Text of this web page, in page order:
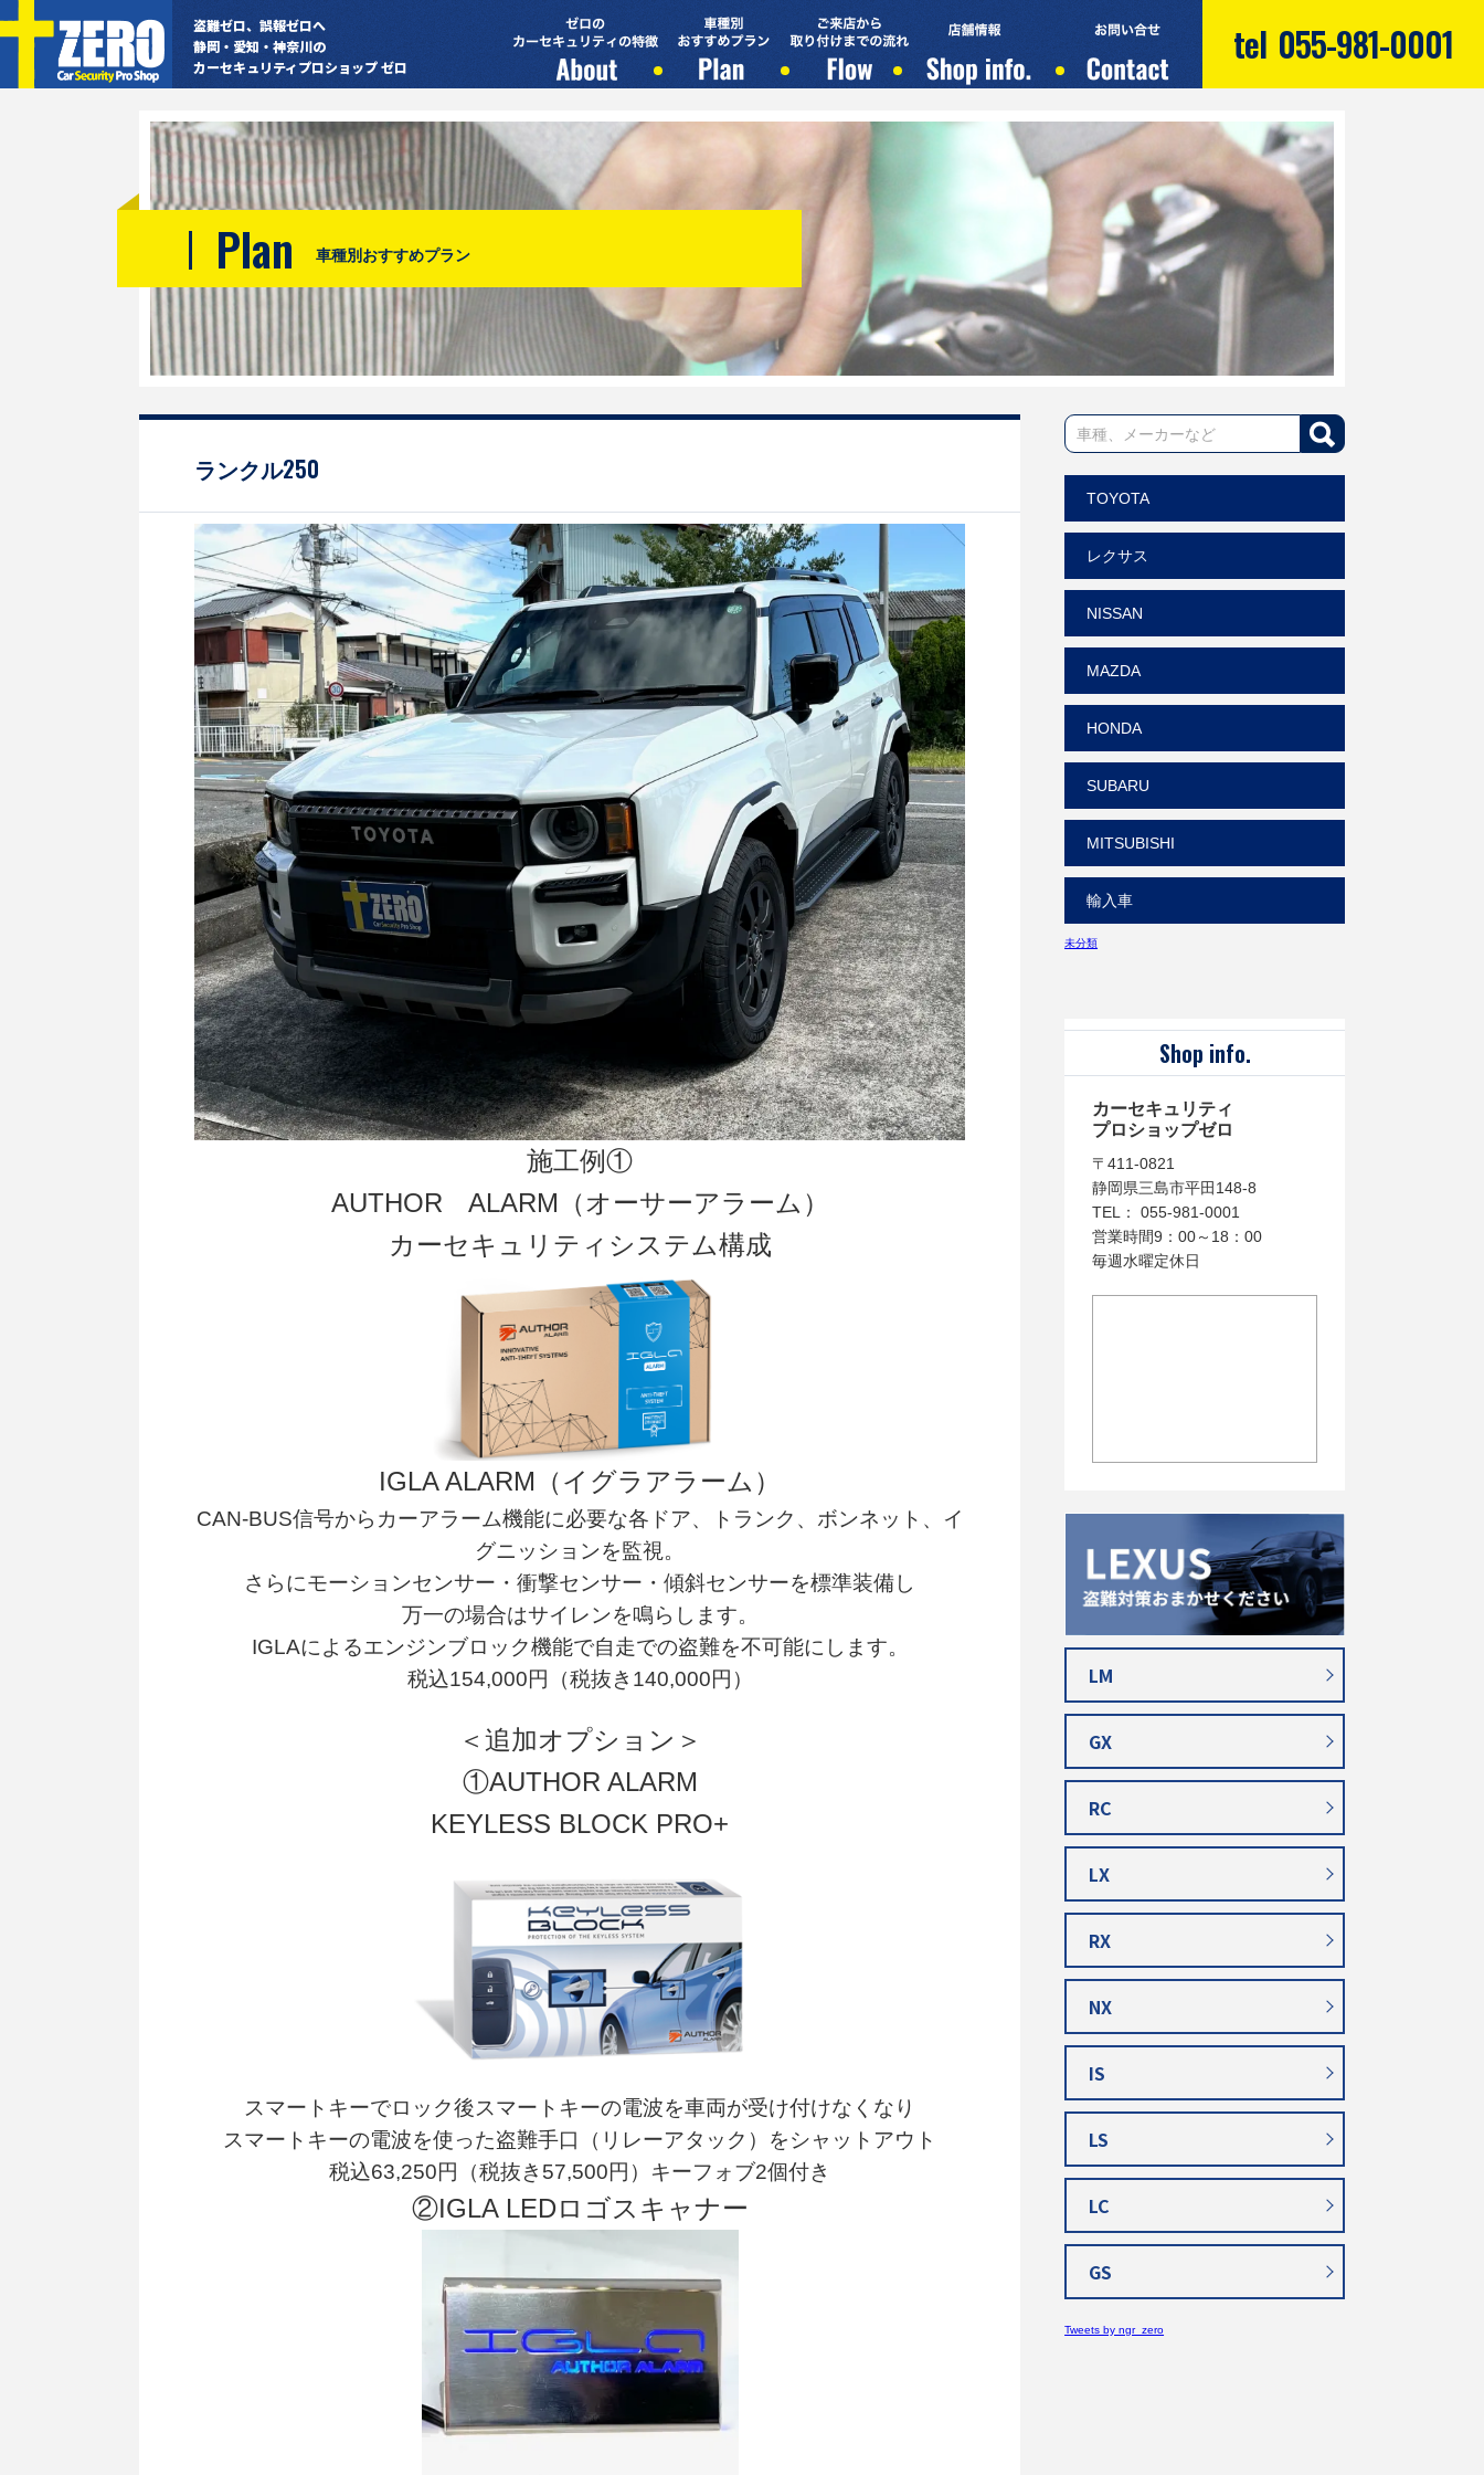
盗難ゼロ、誤報ゼロへ
静岡・愛知・神奈川の
カーセキュリティプロショップ ゼロ
tel 055-981-0001
Plan 車種別おすすめプラン
ランクル250
施工例①
AUTHOR ALARM（オーサーアラーム）
カーセキュリティシステム構成
IGLA ALARM（イグラアラーム）
CAN-BUS信号からカーアラーム機能に必要な各ドア、トランク、ボンネット、イ
グニッションを監視。
さらにモーションセンサー・衝撃センサー・傾斜センサーを標準装備し
万一の場合はサイレンを鳴らします。
IGLAによるエンジンブロック機能で自走での盗難を不可能にします。
税込154,000円（税抜き140,000円）
＜追加オプション＞
①AUTHOR ALARM
KEYLESS BLOCK PRO+
スマートキーでロック後スマートキーの電波を車両が受け付けなくなり
スマートキーの電波を使った盗難手口（リレーアタック）をシャットアウト
税込63,250円（税抜き57,500円）キーフォブ2個付き
②IGLA LEDロゴスキャナー
TOYOTA
レクサス
NISSAN
MAZDA
HONDA
SUBARU
MITSUBISHI
輸入車
未分類
Shop info.
カーセキュリティ
プロショップゼロ
〒411-0821
静岡県三島市平田148-8
TEL： 055-981-0001
営業時間9：00～18：00
毎週水曜定休日
LM
GX
RC
LX
RX
NX
IS
LS
LC
GS
Tweets by ngr_zero